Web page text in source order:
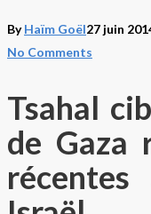
By Haïm Goël27 juin
No Comments
Tsahal
de Gaza